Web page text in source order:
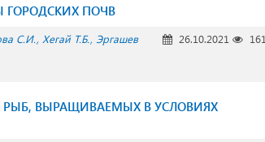
ПОЧВ
С.И. Хегай Т.Б. Эргашев
26.10.2021
ВЫРАЩИВАЕМЫХ В УСЛОВИЯХ